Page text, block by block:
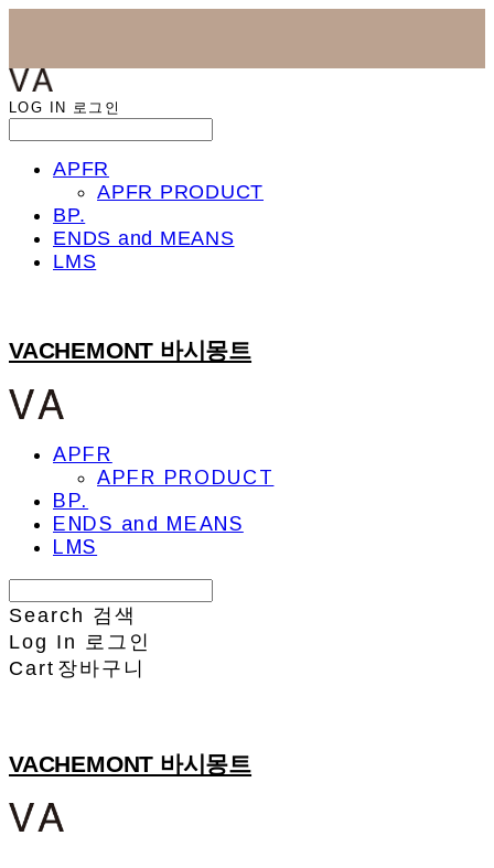
LOG IN 로그인
APFR
APFR PRODUCT
BP.
ENDS and MEANS
LMS
VACHEMONT 바시몽트
APFR
APFR PRODUCT
BP.
ENDS and MEANS
LMS
Search 검색
Log In
로그인
Cart 장바구니
VACHEMONT 바시몽트